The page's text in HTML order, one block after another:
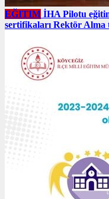
EĞITIM İHA Pilotu
sertifikaları Rektör